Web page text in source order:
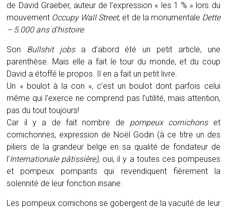
de David Graeber, auteur de l’expression « les 1 % » lors du
mouvement Occupy Wall Street, et de la monumentale Dette
– 5.000 ans d’histoire.
Son Bullshit jobs a d’abord été un petit article, une
parenthèse. Mais elle a fait le tour du monde, et du coup
David a étoffé le propos. Il en a fait un petit livre.
Un « boulot à la con », c’est un boulot dont parfois celui
même qui l’exerce ne comprend pas l’utilité, mais attention,
pas du tout toujours!
Car il y a de fait nombre de pompeux cornichons et
cornichonnes, expression de Noël Godin (à ce titre un des
piliers de la grandeur belge en sa qualité de fondateur de
l’Internationale pâtissière), oui, il y a toutes ces pompeuses
et pompeux pompants qui revendiquent fièrement la
solennité de leur fonction insane.
Les pompeux cornichons se gobergent de la vacuité de leur